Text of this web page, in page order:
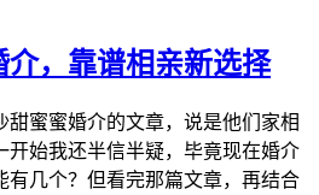
介，靠谱相亲新选择
甜蜜蜜婚介的文章，说是他们家相
开始我还半信半疑，毕竟现在婚介
有几个？但看完那篇文章，再结合